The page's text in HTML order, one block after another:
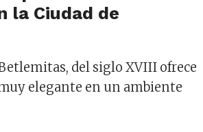
del siglo XVIII ofrece
elegante en un ambiente